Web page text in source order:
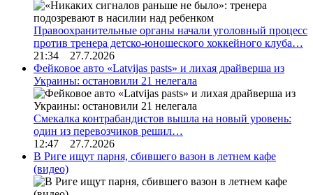
Правоохранительные органы начали уголовный процесс
против тренера детско-юношеского хоккейного клуба…
21:34 27.7.2026
Фейковое авто «Latvijas pasts» и лихая драйверша из
Украины: остановили 21 нелегала
Смекалка контрабандистов вышла на новый уровень:
один из перевозчиков решил…
12:47 27.7.2026
В Риге ищут парня, сбившего вазон в летнем кафе
(видео)